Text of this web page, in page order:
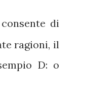
di
ragioni, il
D: o